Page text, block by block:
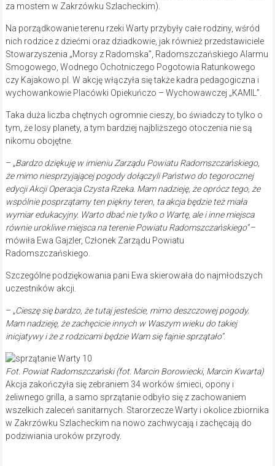
za mostem w Zakrzówku Szlacheckim).
Na porządkowanie terenu rzeki Warty przybyły całe rodziny, wśród
nich rodzice z dziećmi oraz dziadkowie, jak również przedstawiciele
Stowarzyszenia „Morsy z Radomska”, Radomszczańskiego Alarmu
Smogowego, Wodnego Ochotniczego Pogotowia Ratunkowego
czy Kajakowo.pl. W akcję włączyła się także kadra pedagogiczna i
wychowankowie Placówki Opiekuńczo – Wychowawczej „KAMIL”.
Taka duża liczba chętnych ogromnie cieszy, bo świadczy to tylko o
tym, że losy planety, a tym bardziej najbliższego otoczenia nie są
nikomu obojętne.
– „Bardzo dziękuję w imieniu Zarządu Powiatu Radomszczańskiego,
że mimo niesprzyjającej pogody dołączyli Państwo do tegorocznej
edycji Akcji Operacja Czysta Rzeka. Mam nadzieję, że oprócz tego, że
wspólnie posprzątamy ten piękny teren, ta akcja będzie też miała
wymiar edukacyjny. Warto dbać nie tylko o Wartę, ale i inne miejsca
równie urokliwe miejsca na terenie Powiatu Radomszczańskiego”–
mówiła Ewa Gajzler, Członek Zarządu Powiatu
Radomszczańskiego.
Szczególne podziękowania pani Ewa skierowała do najmłodszych
uczestników akcji.
– „Cieszę się bardzo, że tutaj jesteście, mimo deszczowej pogody.
Mam nadzieję, że zachęcicie innych w Waszym wieku do takiej
inicjatywy i że z rodzicami będzie Wam się fajnie sprzątało”.
Fot. Powiat Radomszczański (fot. Marcin Borowiecki, Marcin Kwarta)
Akcja zakończyła się zebraniem 34 worków śmieci, opony i
żeliwnego grilla, a samo sprzątanie odbyło się z zachowaniem
wszelkich zaleceń sanitarnych. Starorzecze Warty i okolice zbiornika
w Zakrzówku Szlacheckim na nowo zachwycają i zachęcają do
podziwiania uroków przyrody.